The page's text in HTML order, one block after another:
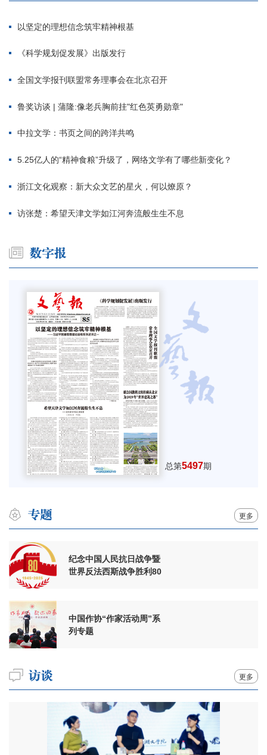
以坚定的理想信念筑牢精神根基
《科学规划促发展》出版发行
全国文学报刊联盟常务理事会在北京召开
鲁奖访谈 | 蒲隆:像老兵胸前挂"红色英勇勋章"
中拉文学：书页之间的跨洋共鸣
5.25亿人的“精神食粮”升级了，网络文学有了哪些新变化？
浙江文化观察：新大众文艺的星火，何以燎原？
访张楚：希望天津文学如江河奔流般生生不息
总第5497期
更多
纪念中国人民抗日战争暨
世界反法西斯战争胜利80
中国作协“作家活动周”系
列专题
更多